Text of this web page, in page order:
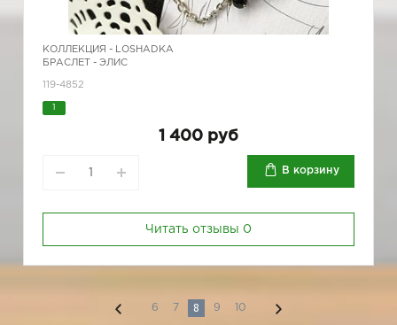
КОЛЛЕКЦИЯ - LOSHADKA
БРАСЛЕТ - ЭЛИС
119-4852
1 400 руб
В корзину
Читать отзывы 0
6 7 8 9 10